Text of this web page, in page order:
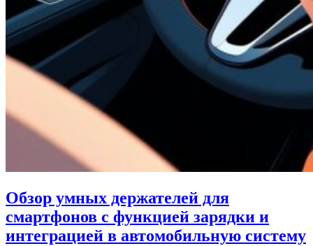
Обзор умных держателей для
смартфонов с функцией зарядки и
интеграцией в автомобильную систему